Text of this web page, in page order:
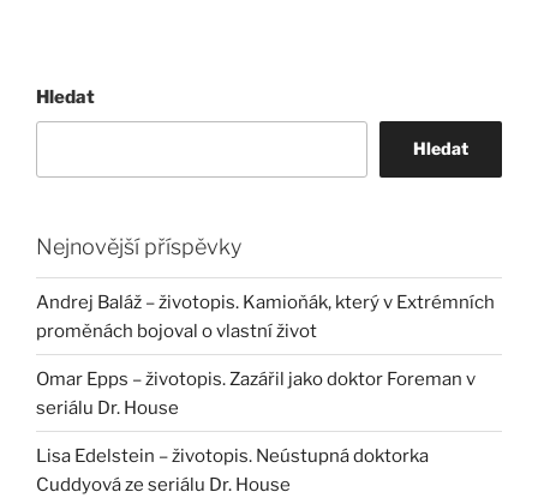
Hledat
Hledat
Nejnovější příspěvky
Andrej Baláž – životopis. Kamioňák, který v Extrémních
proměnách bojoval o vlastní život
Omar Epps – životopis. Zazářil jako doktor Foreman v
seriálu Dr. House
Lisa Edelstein – životopis. Neústupná doktorka
Cuddyová ze seriálu Dr. House